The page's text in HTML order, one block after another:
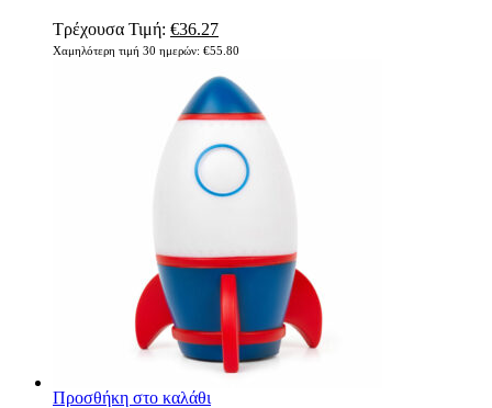
Τρέχουσα Τιμή: Original
price
€55.80.
€36.27Η
τρέχουσα
είναι:
€36.27.
Χαμηλότερη τιμή 30 ημερών: €55.80
Προσθήκη στο καλάθι